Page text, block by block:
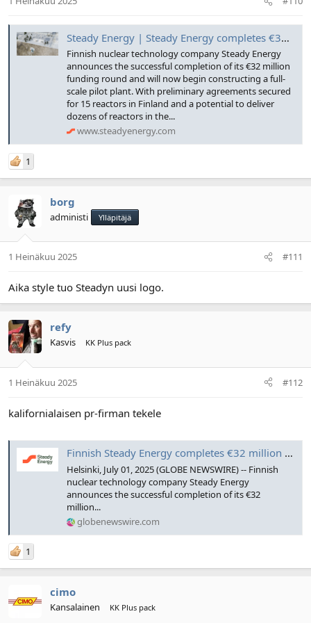
Steady Energy | Steady Energy completes €32 million funding round, accelerates towards world’s first commercial SMR, constructs pilot plant in Helsinki city centre
Finnish nuclear technology company Steady Energy
announces the successful completion of its €32 million
funding round and will now begin constructing a full-
scale pilot plant. With preliminary agreements secured
for 15 reactors in Finland and a potential to deliver
dozens of reactors in the...
www.steadyenergy.com
1
borg
administi Ylläpitäjä
1 Heinäkuu 2025 #111
Aika style tuo Steadyn uusi logo.
refy
Kasvis KK Plus pack
1 Heinäkuu 2025 #112
kalifornialaisen pr-firman tekele
Finnish Steady Energy completes €32 million funding round, accelerates towards world’s first commercial SMR, constructs pilot plant in Helsinki city centre
Helsinki, July 01, 2025 (GLOBE NEWSWIRE) -- Finnish
nuclear technology company Steady Energy
announces the successful completion of its €32
million...
globenewswire.com
1
cimo
Kansalainen KK Plus pack